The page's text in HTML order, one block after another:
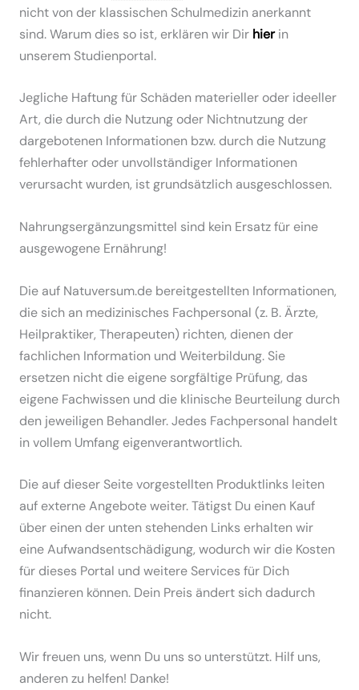
nicht von der klassischen Schulmedizin anerkannt
sind. Warum dies so ist, erklären wir Dir hierin
unserem Studienportal.
Jegliche Haftung für Schäden materieller oder ideeller
Art, die durch die Nutzung oder Nichtnutzung der
dargebotenen Informationen bzw. durch die Nutzung
fehlerhafter oder unvollständiger Informationen
verursacht wurden, ist grundsätzlich ausgeschlossen.
Nahrungsergänzungsmittel sind kein Ersatz für eine
ausgewogene Ernährung!
Die auf Natuversum.de bereitgestellten Informationen,
die sich an medizinisches Fachpersonal (z. B. Ärzte,
Heilpraktiker, Therapeuten) richten, dienen der
fachlichen Information und Weiterbildung. Sie
ersetzen nicht die eigene sorgfältige Prüfung, das
eigene Fachwissen und die klinische Beurteilung durch
den jeweiligen Behandler. Jedes Fachpersonal handelt
in vollem Umfang eigenverantwortlich.
Die auf dieser Seite vorgestellten Produktlinks leiten
auf externe Angebote weiter. Tätigst Du einen Kauf
über einen der unten stehenden Links erhalten wir
eine Aufwandsentschädigung, wodurch wir die Kosten
für dieses Portal und weitere Services für Dich
finanzieren können. Dein Preis ändert sich dadurch
nicht.
Wir freuen uns, wenn Du uns so unterstützt. Hilf uns,
anderen zu helfen! Danke!